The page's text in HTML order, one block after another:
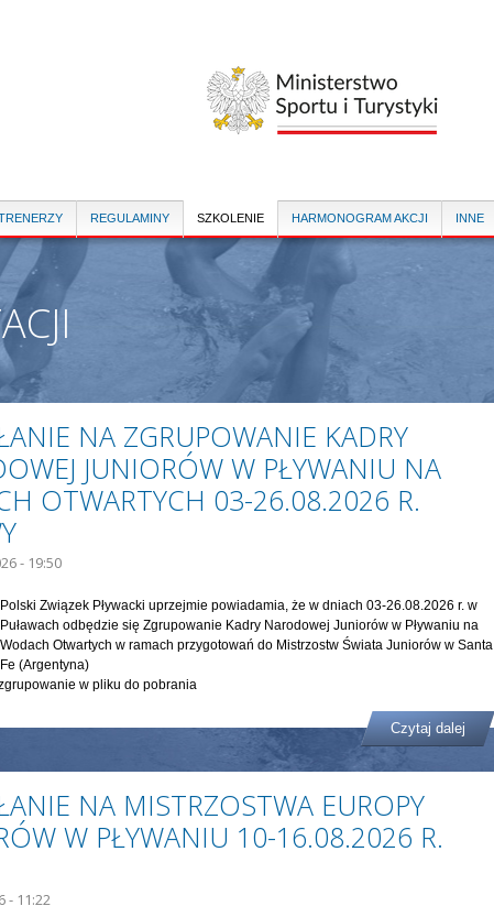
REGULAMINY SZKOLENIE HARMONOGRAM AKCJI INNE
NA ZGRUPOWANIE KADRY
JUNIORÓW W PŁYWANIU NA
OTWARTYCH 03-26.08.2026 R.
- 19:50
Polski Związek Pływacki uprzejmie powiadamia, że w dniach 03-26.08.2026 r. w
Puławach odbędzie się Zgrupowanie Kadry Narodowej Juniorów w Pływaniu na
Wodach Otwartych w ramach przygotowań do Mistrzostw Świata Juniorów w Santa
Fe (Argentyna)
w pliku do pobrania
Czytaj dalej
NA MISTRZOSTWA EUROPY
W PŁYWANIU 10-16.08.2026 R.
- 11:22